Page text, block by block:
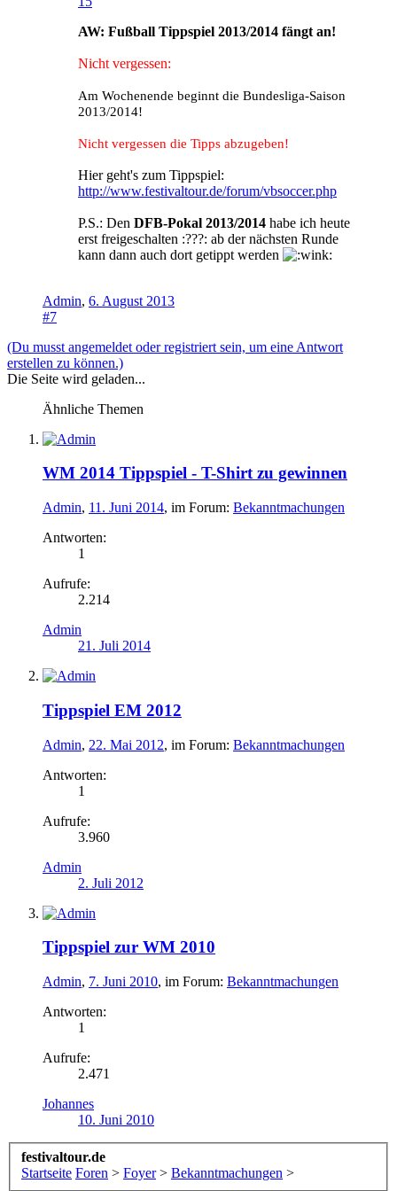
AW: Fußball Tippspiel 2013/2014 fängt an!
Nicht vergessen:
Am Wochenende beginnt die Bundesliga-Saison
2013/2014!
Nicht vergessen die Tipps abzugeben!
Hier geht's zum Tippspiel:
http://www.festivaltour.de/forum/vbsoccer.php
P.S.: Den DFB-Pokal 2013/2014 habe ich heute
erst freigeschalten :???: ab der nächsten Runde
kann dann auch dort getippt werden
Admin, 6. August 2013
#7
(Du musst angemeldet oder registriert sein, um eine Antwort
erstellen zu können.)
Die Seite wird geladen...
Ähnliche Themen
WM 2014 Tippspiel - T-Shirt zu gewinnen
Admin, 11. Juni 2014, im Forum: Bekanntmachungen
Antworten:
1
Aufrufe:
2.214
Admin
21. Juli 2014
Tippspiel EM 2012
Admin, 22. Mai 2012, im Forum: Bekanntmachungen
Antworten:
1
Aufrufe:
3.960
Admin
2. Juli 2012
Tippspiel zur WM 2010
Admin, 7. Juni 2010, im Forum: Bekanntmachungen
Antworten:
1
Aufrufe:
2.471
Johannes
10. Juni 2010
festivaltour.de
Startseite Foren > Foyer > Bekanntmachungen >